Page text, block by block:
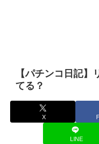
【パチンコ日記
てる？
X
LINE